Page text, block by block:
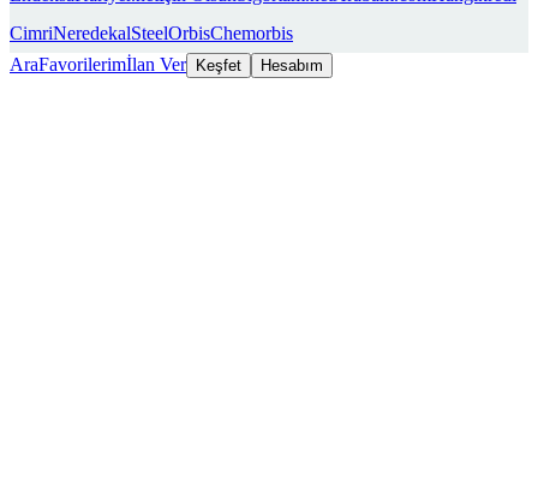
CimriNeredekalSteelOrbisChemorbis
AraFavorilerimİlan Ver Keşfet Hesabım